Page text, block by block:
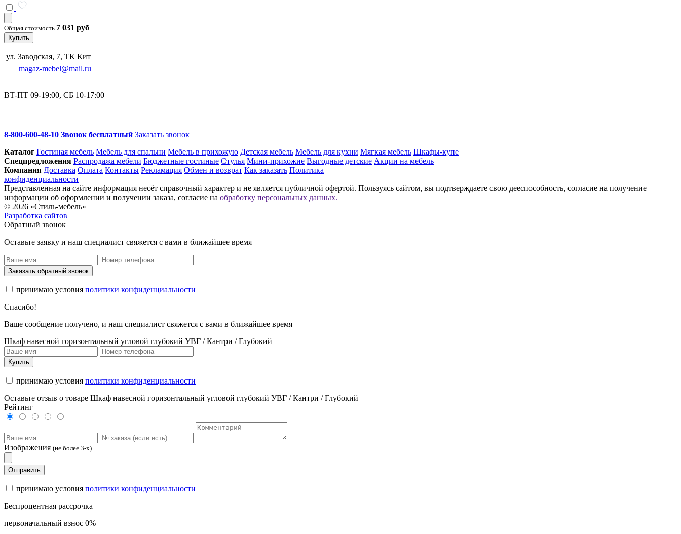
Общая стоимость 7 031 руб
Купить
ул. Заводская, 7, ТК Кит
magaz-mebel@mail.ru
ВТ-ПТ 09-19:00, СБ 10-17:00
8-800-600-48-10 Звонок бесплатный Заказать звонок
Каталог Гостиная мебель Мебель для спальни Мебель в прихожую Детская мебель Мебель для кухни Мягкая мебель Шкафы-купе
Спец­предложения Распродажа мебели Бюджетные гостиные Стулья Мини-прихожие Выгодные детские Акции на мебель
Компания Доставка Оплата Контакты Рекламация Обмен и возврат Как заказать Политика
конфиденциальности
Представленная на сайте информация несёт справочный характер и не является публичной офертой. Пользуясь сайтом, вы подтверждаете свою дееспособность, согласие на получение
информации об оформлении и получении заказа, согласие на обработку персональных данных.
© 2026 «Стиль-мебель»
Разработка сайтов
Обратный звонок
Оставьте заявку и наш специалист свяжется с вами в ближайшее время
Заказать обратный звонок
принимаю условия политики конфиденциальности
Спасибо!
Ваше сообщение получено, и наш специалист свяжется с вами в ближайшее время
Шкаф навесной горизонтальный угловой глубокий УВГ / Кантри / Глубокий
Купить
принимаю условия политики конфиденциальности
Оставьте отзыв о товаре Шкаф навесной горизонтальный угловой глубокий УВГ / Кантри / Глубокий
Рейтинг
Изображения (не более 3-х)
Отправить
принимаю условия политики конфиденциальности
Беспроцентная рассрочка
первоначальный взнос 0%